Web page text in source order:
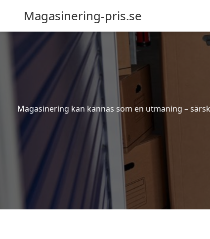
Magasinering-pris.se
Magasinering kan kännas som en utmaning –